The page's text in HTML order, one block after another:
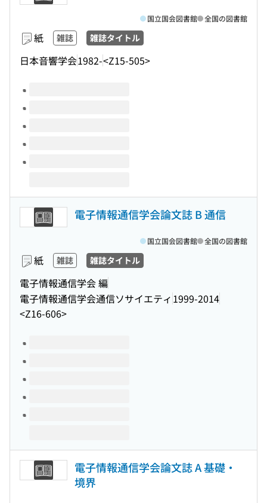
紙 雑誌 雑誌タイトル
日本音響学会1982-<Z15-505>
国立国会図書館 全国の図書館
このタイトルの巻号
電子情報通信学会論文誌 B 通信
紙 雑誌 雑誌タイトル
電子情報通信学会 編
電子情報通信学会通信ソサイエティ 1999-2014
<Z16-606>
国立国会図書館 全国の図書館
このタイトルの巻号
電子情報通信学会論文誌 A 基礎・
境界